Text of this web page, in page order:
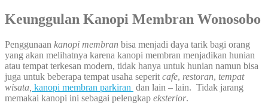
Keunggulan Kanopi Membran Wonosobo
Penggunaan kanopi membran bisa menjadi daya tarik bagi orang
yang akan melihatnya karena kanopi membran menjadikan hunian
atau tempat terkesan modern, tidak hanya untuk hunian namun bisa
juga untuk beberapa tempat usaha seperit cafe, restoran, tempat
wisata, kanopi membran parkiran dan lain – lain. Tidak jarang
memakai kanopi ini sebagai pelengkap eksterior.